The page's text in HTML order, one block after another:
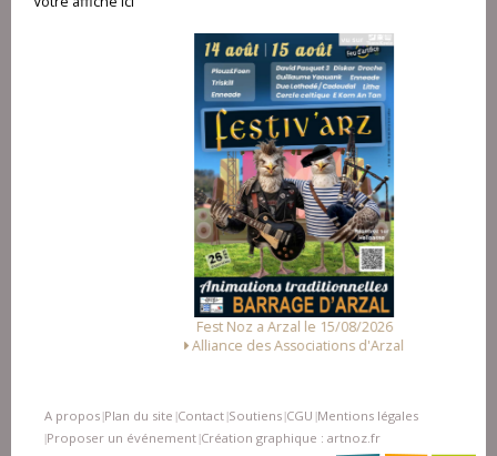
Fest Noz a Arzal le 15/08/2026
Alliance des Associations d'Arzal
A propos |Plan du site |Contact |Soutiens |CGU |Mentions légales
|Proposer un événement |Création graphique : artnoz.fr